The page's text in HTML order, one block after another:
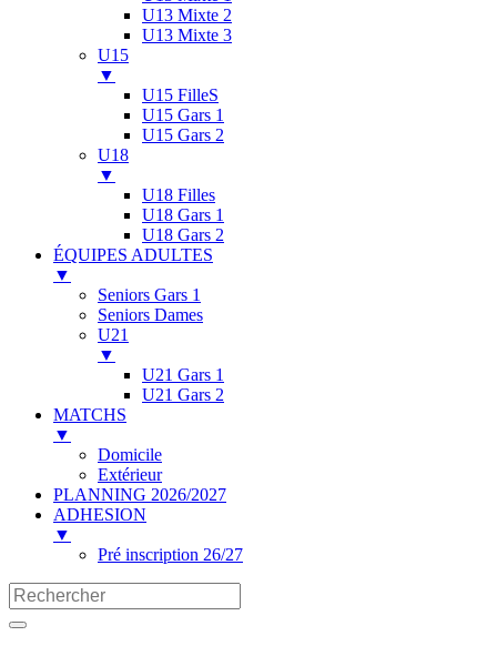
U13 Mixte 2
U13 Mixte 3
U15
▼
U15 FilleS
U15 Gars 1
U15 Gars 2
U18
▼
U18 Filles
U18 Gars 1
U18 Gars 2
ÉQUIPES ADULTES
▼
Seniors Gars 1
Seniors Dames
U21
▼
U21 Gars 1
U21 Gars 2
MATCHS
▼
Domicile
Extérieur
PLANNING 2026/2027
ADHESION
▼
Pré inscription 26/27